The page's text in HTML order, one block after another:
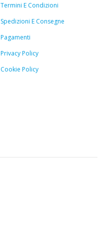
Termini E Condizioni
Spedizioni E Consegne
Pagamenti
Privacy Policy
Cookie Policy